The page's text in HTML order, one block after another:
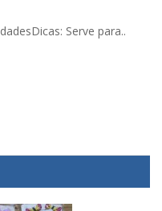
Serve para..